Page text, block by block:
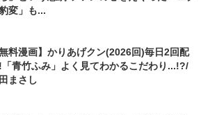
変」も...
無料漫画】かりあげクン(2026回)毎日2回配
青竹ふみ」よく見てわかるこだわり...!?/
まさし